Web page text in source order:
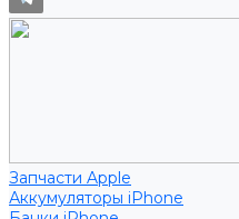
Запчасти Apple
Аккумуляторы iPhone